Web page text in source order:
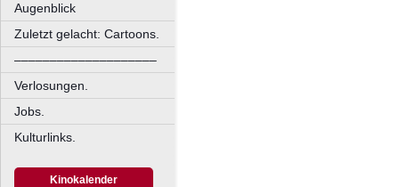
Augenblick
Zuletzt gelacht: Cartoons.
––––––––––––––––––––
Verlosungen.
Jobs.
Kulturlinks.
Kinokalender